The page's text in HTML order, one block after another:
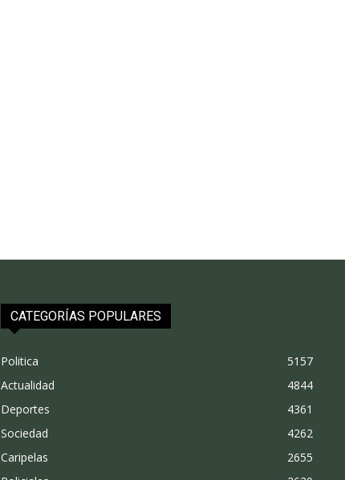
CATEGORÍAS POPULARES
Politica
5157
Actualidad
4844
Deportes
4361
Sociedad
4262
Caripelas
2655